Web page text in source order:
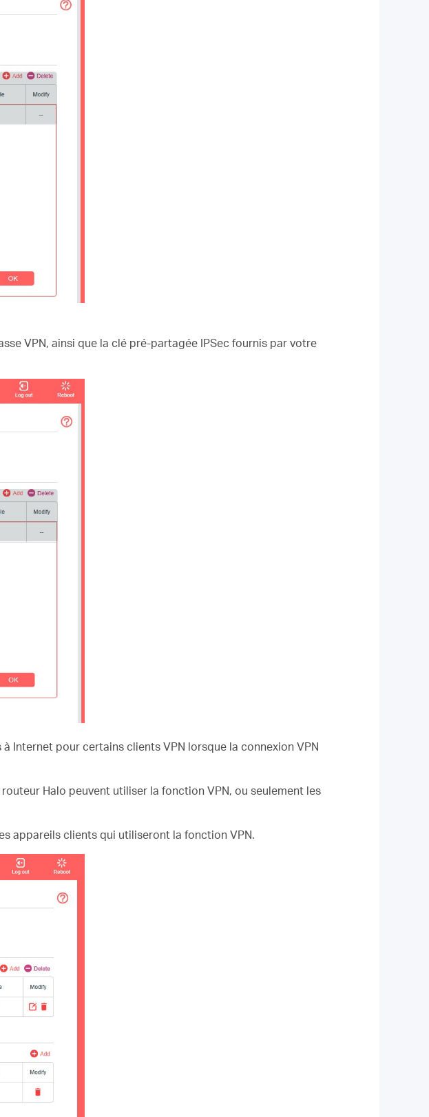
VPN, ainsi que la clé pré-partagée IPSec fournis par votre
Internet pour certains clients VPN lorsque la connexion VPN
Halo peuvent utiliser la fonction VPN, ou seulement les
appareils clients qui utiliseront la fonction VPN.